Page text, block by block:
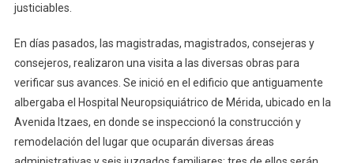
Ciudadanía
justiciables.
En días pasados, las magistradas, magistrados, consejeras y
consejeros, realizaron una visita a las diversas obras para
verificar sus avances. Se inició en el edificio que antiguamente
albergaba el Hospital Neuropsiquiátrico de Mérida, ubicado en la
Avenida Itzaes, en donde se inspeccionó la construcción y
remodelación del lugar que ocuparán diversas áreas